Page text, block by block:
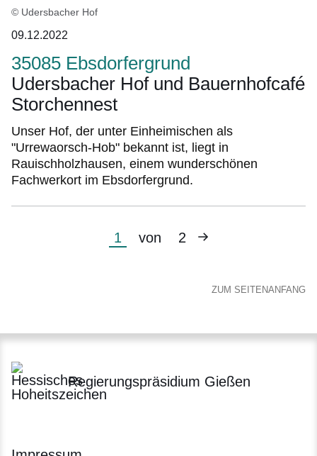
© Udersbacher Hof
09.12.2022
35085 Ebsdorfergrund
Udersbacher Hof und Bauernhofcafé
Storchennest
Unser Hof, der unter Einheimischen als
"Urrewaorsch-Hob" bekannt ist, liegt in
Rauischholzhausen, einem wunderschönen
Fachwerkort im Ebsdorfergrund.
Aktuelle
1 von 2
Nächste
ZUM SEITENANFANG
Regierungspräsidium Gießen